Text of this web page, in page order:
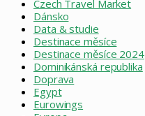
Czech Travel Market
Dánsko
Data & studie
Destinace měsíce
Destinace měsíce 2024
Dominikánská republika
Doprava
Egypt
Eurowings